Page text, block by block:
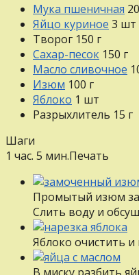
Мука пшеничная
Яйцо куриное 3 шт
Творог 150 г
Сахар-песок 150 г
Масло сливочное
Изюм 100 г
Яблоко 1 шт
Разрыхлитель 15 г
Шаги
1 час. 5 мин.Печать
Промытый изюм
Слить воду и
Яблоко очистить